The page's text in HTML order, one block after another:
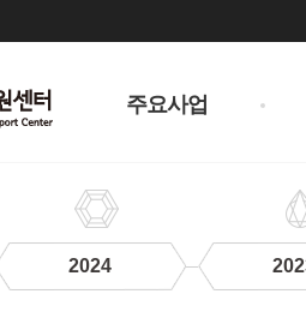
주요사업
2024